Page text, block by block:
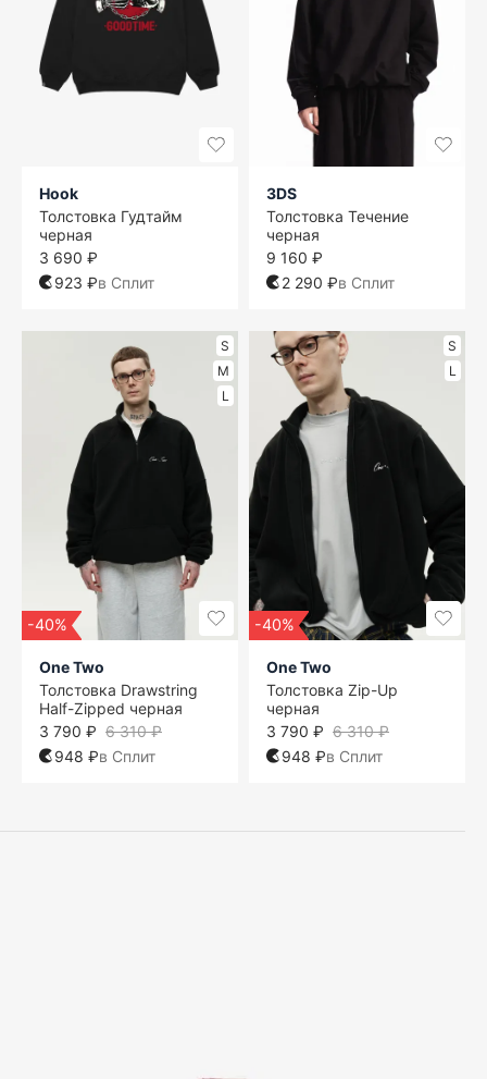
Hook
Толстовка Гудтайм
черная
3 690 ₽
923 ₽в Сплит
3DS
Толстовка Течение
черная
9 160 ₽
2 290 ₽в Сплит
S
M
L
-40%
One Two
Толстовка Drawstring
Half-Zipped черная
6 310 ₽
3 790 ₽
948 ₽в Сплит
S
L
-40%
One Two
Толстовка Zip-Up
черная
6 310 ₽
3 790 ₽
948 ₽в Сплит